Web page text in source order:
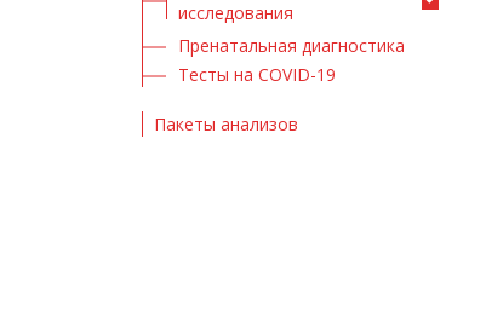
исследования
Пренатальная диагностика
Тесты на COVID-19
Пакеты анализов